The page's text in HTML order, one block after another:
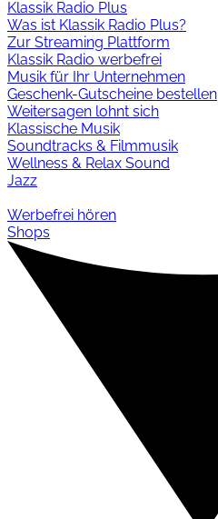
Klassik Radio Plus
Was ist Klassik Radio Plus?
Zur Streaming Plattform
Klassik Radio werbefrei
Musik für Ihr Unternehmen
Geschenk-Gutscheine bestellen
Weitersagen lohnt sich
Klassische Musik
Soundtracks & Filmmusik
Wellness & Relax Sound
Jazz
Werbefrei hören
Shops